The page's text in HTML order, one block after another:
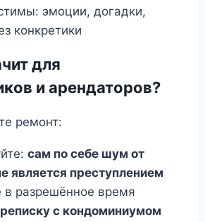
эмоции, догадки,
конкретики
для
и арендаторов?
ремонт:
сам по себе шум от
является преступлением
в разрешённое время
с кондоминиумом